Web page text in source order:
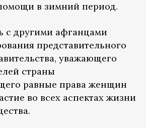
в зимний период.
с другими афганцами
представительного
уважающего
страны
равные права женщин
во всех аспектах жизни